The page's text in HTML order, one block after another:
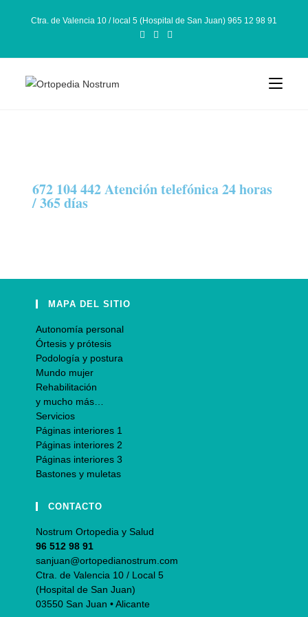
Ctra. de Valencia 10 / local 5 (Hospital de San Juan) 965 12 98 91
672 104 442 Atención telefónica 24 horas
/ 365 días
MAPA DEL SITIO
Autonomía personal
Órtesis y prótesis
Podología y postura
Mundo mujer
Rehabilitación
y mucho más…
Servicios
Páginas interiores 1
Páginas interiores 2
Páginas interiores 3
Bastones y muletas
CONTACTO
Nostrum Ortopedia y Salud
96 512 98 91
sanjuan@ortopedianostrum.com
Ctra. de Valencia 10 / Local 5
(Hospital de San Juan)
03550 San Juan • Alicante